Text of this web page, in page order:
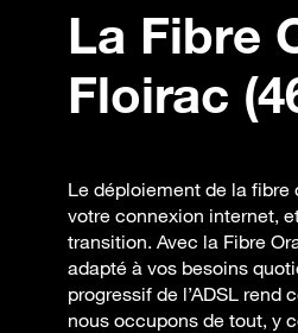
La Fibre
Floirac
Le déploiement de la
votre connexion internet,
transition. Avec la Fibre
adapté à vos besoins
progressif de l’ADSL rend
nous occupons de tout, y